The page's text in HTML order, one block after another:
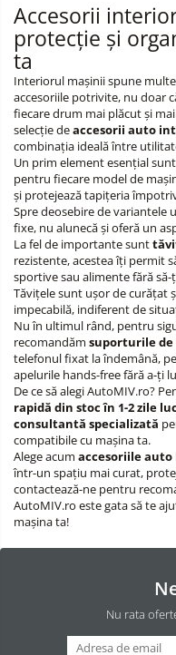
Accesorii
protecție și
ta
Interiorul mașinii spune
accesoriile potrivite, nu doar
fiecare drum mai plăcut și
selecție deaccesorii auto
combinația ideală între
Un prim element esențial sunt
pentru fiecare model de
și protejează tapițeria
Spre deosebire de variantele
fixe, nu alunecă și oferă un
La fel de importante sunt
rezistente, acestea îți permit
sportive sau alimente fără
Tăvițele sunt ușor de curățat
impecabilă, indiferent de
Nu în ultimul rând, pentru
recomandăm suporturile
telefonul fixat la îndemână,
apelurile hands-free fără a-ți
De ce să alegi AutoMIV.ro?
rapidă din stoc în 1-2 zile
consultantă specializată
compatibile cu mașina ta.
Alege acum accesoriile
într-un spațiu mai curat,
contactează-ne pentru
AutoMIV.ro este gata să te
mașina ta!
Nu rata